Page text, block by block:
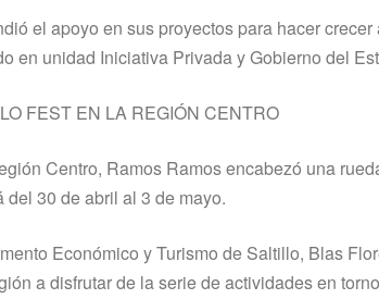
el apoyo en sus proyectos para hacer
en unidad Iniciativa Privada y Gobierno del
FEST EN LA REGIÓN CENTRO
Centro, Ramos Ramos encabezó una
30 de abril al 3 de mayo.
Económico y Turismo de Saltillo, Blas
a disfrutar de la serie de actividades en